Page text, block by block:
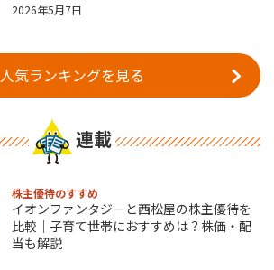
2026年5月7日
人気ランキングを見る
連載
株主優待のすすめ
イオンファンタジーと西松屋の株主優待を
比較｜子育て世帯におすすめは？株価・配
当も解説